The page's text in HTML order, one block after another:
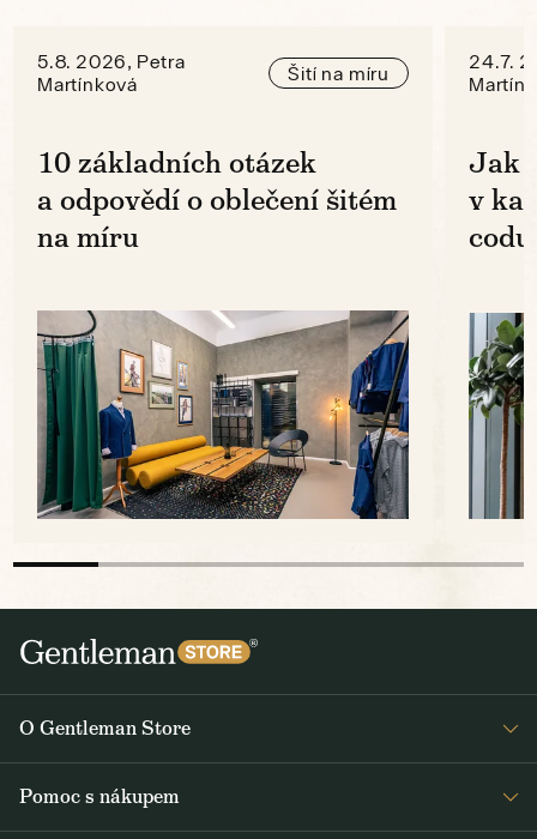
5.8. 2026, Petra
Martínková
Šití na míru
10 základních otázek
a odpovědí o oblečení šitém
na míru
24.7.
Jak
v
O Gentleman Store
Pomoc s nákupem